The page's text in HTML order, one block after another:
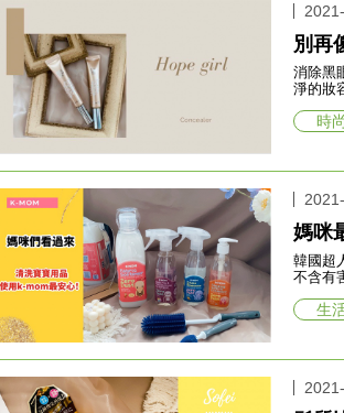
別再
消除黑
淨的妝
時
媽咪
韓國超人
不含有
生